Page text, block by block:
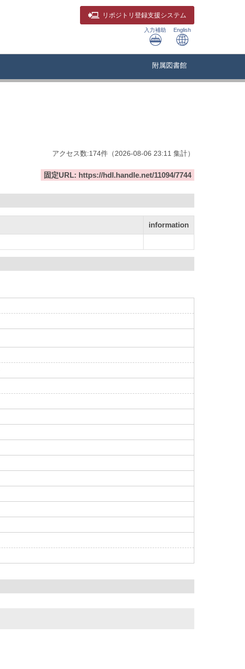
リポジトリ 登録支援システム
入力補助 English
附属図書館
アクセス数:174件 （2026-08-06 23:11 集計）
固定URL: https://hdl.handle.net/11094/7744
information